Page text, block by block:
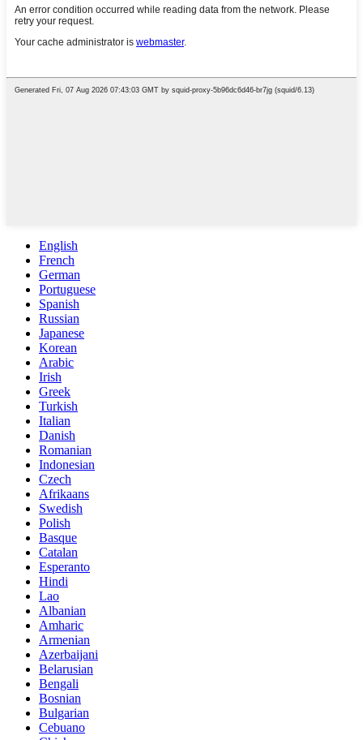
English
French
German
Portuguese
Spanish
Russian
Japanese
Korean
Arabic
Irish
Greek
Turkish
Italian
Danish
Romanian
Indonesian
Czech
Afrikaans
Swedish
Polish
Basque
Catalan
Esperanto
Hindi
Lao
Albanian
Amharic
Armenian
Azerbaijani
Belarusian
Bengali
Bosnian
Bulgarian
Cebuano